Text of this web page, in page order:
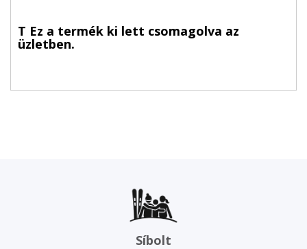
T Ez a termék ki lett csomagolva az
üzletben.
Síbolt